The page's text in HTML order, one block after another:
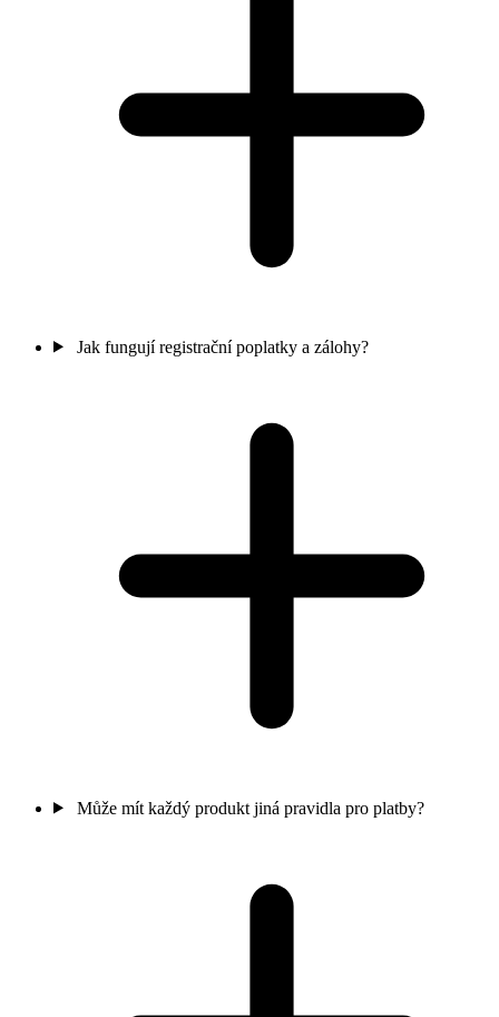
Jak fungují registrační poplatky a zálohy?
Může mít každý produkt jiná pravidla pro platby?